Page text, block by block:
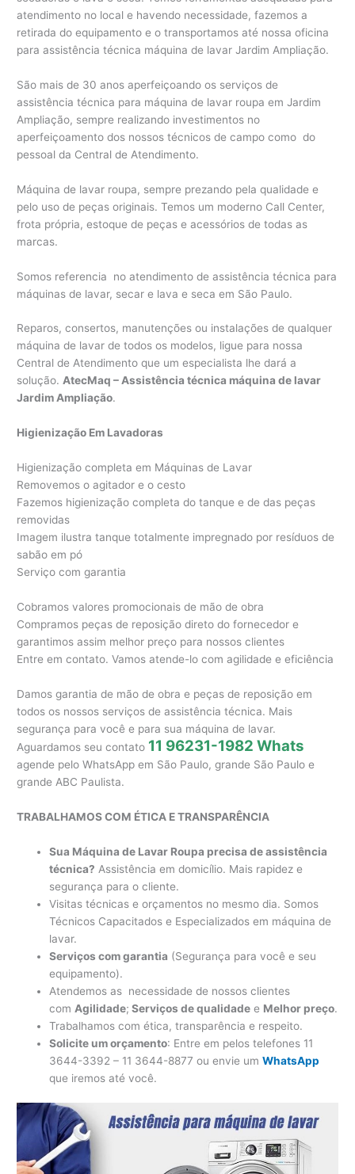
atendimento no local e havendo necessidade, fazemos a
retirada do equipamento e o transportamos até nossa oficina
para assistência técnica máquina de lavar Jardim Ampliação.
São mais de 30 anos aperfeiçoando os serviços de
assistência técnica para máquina de lavar roupa em Jardim
Ampliação, sempre realizando investimentos no
aperfeiçoamento dos nossos técnicos de campo como do
pessoal da Central de Atendimento.
Máquina de lavar roupa, sempre prezando pela qualidade e
pelo uso de peças originais. Temos um moderno Call Center,
frota própria, estoque de peças e acessórios de todas as
marcas.
Somos referencia no atendimento de assistência técnica para
máquinas de lavar, secar e lava e seca em São Paulo.
Reparos, consertos, manutenções ou instalações de qualquer
máquina de lavar de todos os modelos, ligue para nossa
Central de Atendimento que um especialista lhe dará a
solução.AtecMaq – Assistência técnica máquina de lavar
Jardim Ampliação.
Higienização Em Lavadoras
Higienização completa em Máquinas de Lavar
Removemos o agitador e o cesto
Fazemos higienização completa do tanque e de das peças
removidas
Imagem ilustra tanque totalmente impregnado por resíduos de
sabão em pó
Serviço com garantia
Cobramos valores promocionais de mão de obra
Compramos peças de reposição direto do fornecedor e
garantimos assim melhor preço para nossos clientes
Entre em contato. Vamos atende-lo com agilidade e eficiência
Damos garantia de mão de obra e peças de reposição em
todos os nossos serviços de assistência técnica. Mais
segurança para você e para sua máquina de lavar.
Aguardamos seu contato 11 96231-1982 Whats
agende pelo WhatsApp em São Paulo, grande São Paulo e
grande ABC Paulista.
TRABALHAMOS COM ÉTICA E TRANSPARÊNCIA
Sua Máquina de Lavar Roupa precisa de assistência
técnica? Assistência em domicílio. Mais rapidez e
segurança para o cliente.
Visitas técnicas e orçamentos no mesmo dia. Somos
Técnicos Capacitados e Especializados em máquina de
lavar.
Serviços com garantia (Segurança para você e seu
equipamento).
Atendemos as necessidade de nossos clientes
com Agilidade; Serviços de qualidade e Melhor preço.
Trabalhamos com ética, transparência e respeito.
Solicite um orçamento: Entre em pelos telefones 11
3644-3392 – 11 3644-8877 ou envie umWhatsApp
que iremos até você.